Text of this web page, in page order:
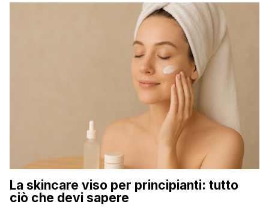
La skincare viso per principianti: tutto
ciò che devi sapere